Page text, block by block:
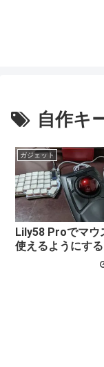
自作キ
ガジェット
Lily58 Proでマウ
使えるようにする